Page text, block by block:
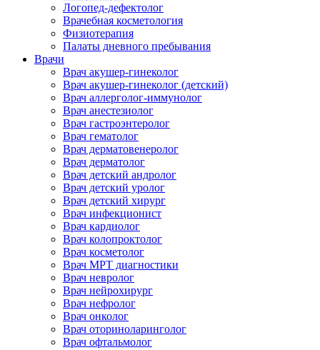
Логопед-дефектолог
Врачебная косметология
Физиотерапия
Палаты дневного пребывания
Врачи
Врач акушер-гинеколог
Врач акушер-гинеколог (детский)
Врач аллерголог-иммунолог
Врач анестезиолог
Врач гастроэнтеролог
Врач гематолог
Врач дерматовенеролог
Врач дерматолог
Врач детский андролог
Врач детский уролог
Врач детский хирург
Врач инфекционист
Врач кардиолог
Врач колопроктолог
Врач косметолог
Врач МРТ диагностики
Врач невролог
Врач нейрохирург
Врач нефролог
Врач онколог
Врач оториноларинголог
Врач офтальмолог